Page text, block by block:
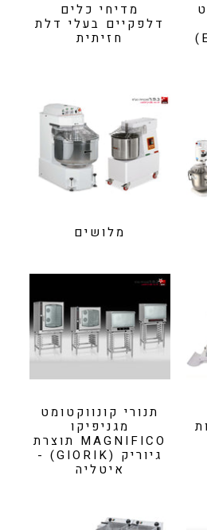
תוצרת אקה (EKA)
מדיחי כלים
דלפקיים בעלי דלת
חזיתית
מלושים
תנורי קונווקטומט
מגניפיקו
MAGNIFICO תוצרת
גיוריק (GIORIK) -
איטליה